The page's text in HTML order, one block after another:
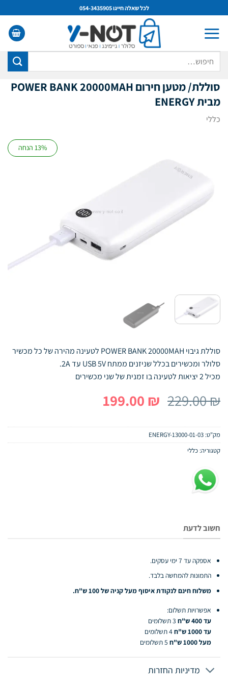
to
content
לכל שאלה חייגו 054-3435905
סוללת/ מטען חירום POWER BANK 20000MAH
מבית ENERGY
כללי
13% הנחה
סוללת גיבוי POWER BANK 20000MAH לטעינה מהירה של כל מכשיר
סלולר ומכשירים בכלל שניזנים ממתח USB 5V עד 2A.
מכיל 2 יציאות לטעינה בו זמנית של שני מכשירים
229.00₪ המחיר
היה:
229.00 ₪.
199.00 ₪ המחיר
הוא:
199.00 ₪. מק"ט: 01-03-ENERGY-13000
קטגוריה: כללי
חשוב לדעת
אספקה עד 7 ימי עסקים.
התמונות להמחשה בלבד.
משלוח חינם לנקודת איסוף מעל קניה של 100 ש"ח.
אפשרויות תשלום:
עד 400 ש"ח
3 תשלומים
עד 1000 ש"ח
4 תשלומים
מעל 1000 ש"ח
5 תשלומים
מדיניות החזרות